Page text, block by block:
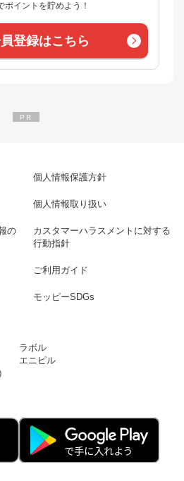
ポイントを貯めよう！
登録はこちら
個人情報保護方針
個人情報取り扱い
の
カスタマーハラスメントに対する
行動指針
ご利用ガイド
モッピーSDGs
ラボル
エニピル